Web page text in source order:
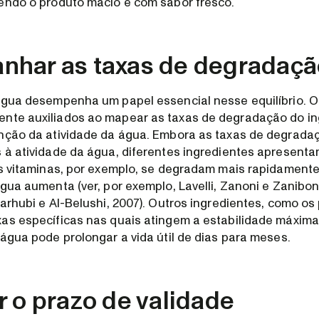
as taxas de
desempenha um papel essencial nesse equilíbrio.
auxiliados ao mapear as taxas de degradação do
da atividade da água. Embora as taxas de
atividade da água, diferentes ingredientes
por exemplo, se degradam mais
aumenta (ver, por exemplo, Lavelli, Zanoni e
e Al-Belushi, 2007). Outros ingredientes, como
específicas nas quais atingem a estabilidade
pode prolongar a vida útil de dias para meses.
o prazo de validade